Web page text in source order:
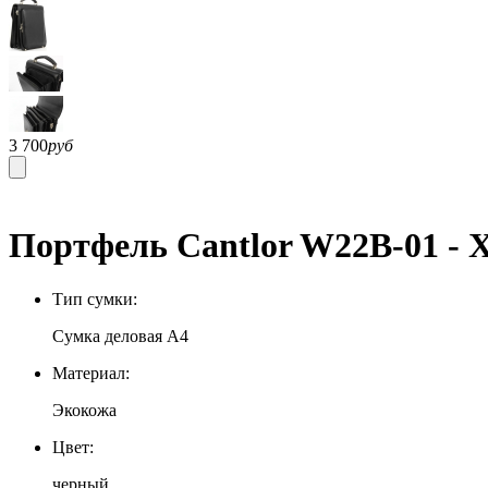
3 700руб
Портфель Cantlor W22B-01 -
Тип сумки:
Сумка деловая А4
Материал:
Экокожа
Цвет:
черный